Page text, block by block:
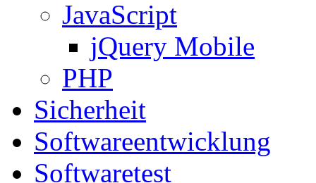
JavaScript
jQuery Mobile
PHP
Sicherheit
Softwareentwicklung
Softwaretest